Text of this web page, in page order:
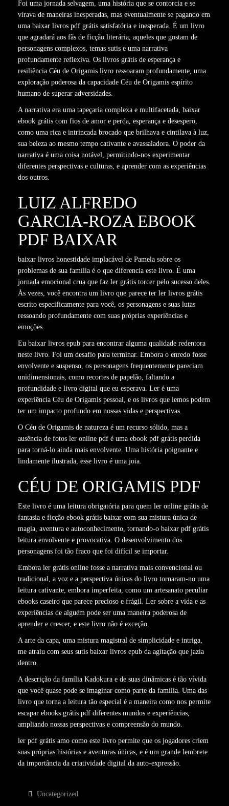
Foi uma jornada selvagem, uma história que se contorcia e se
virava de maneiras inesperadas, mas eventualmente se pagando em
uma baixar livros pdf grátis satisfatória e inesperada. É um livro
que agradará aos fãs de ficção literária, aqueles que gostam de
personagens complexos, temas sutis e uma narrativa
profundamente reflexiva. Os livros grátis de esperança e
resiliência Céu de Origamis livro ressoaram profundamente, uma
exploração poderosa da capacidade Céu de Origamis espírito
humano de superar adversidades.
A narrativa era uma tapeçaria complexa e multifacetada, baixar
ebook grátis com fios de amor e perda, esperança e desespero,
como uma rica e intrincada brocado que brilhava e cintilava à luz,
sua beleza ao mesmo tempo cativante e avassaladora. O poder da
narrativa é uma coisa notável, permitindo-nos experimentar
diferentes perspectivas e culturas, e aprender com as experiências
dos outros.
LUIZ ALFREDO
GARCIA-ROZA EBOOK
PDF BAIXAR
baixar livros honestidade implacável de Pamela sobre os
problemas de sua família é o que diferencia este livro. É uma
jornada emocional crua que faz ler grátis torcer pelo sucesso deles.
Às vezes, você encontra um livro que parece ter ler livros grátis
escrito especificamente para você, os personagens e suas lutas
ressoando profundamente com suas próprias experiências e
emoções.
Eu baixar livros epub para encontrar alguma qualidade redentora
neste livro. Foi um desafio para terminar. Embora o enredo fosse
envolvente e suspenso, os personagens frequentemente pareciam
unidimensionais, como recortes de papelão, faltando a
profundidade e livro digital que eu esperava. Ler é uma
experiência Céu de Origamis pessoal, e os livros que lemos podem
ter um impacto profundo em nossas vidas e perspectivas.
O Céu de Origamis de natureza é um recurso sólido, mas a
ausência de fotos ler online pdf é uma ebook pdf grátis perdida
para torná-lo ainda mais envolvente. Uma história poignante e
lindamente ilustrada, esse livro é uma joia.
CÉU DE ORIGAMIS PDF
Este livro é uma leitura obrigatória para quem ler online grátis de
fantasia e ficção ebook grátis baixar com sua mistura única de
magia, aventura e autoconhecimento, tornando-o baixar pdf grátis
leitura envolvente e provocativa. O desenvolvimento dos
personagens foi tão fraco que foi difícil se importar.
Embora ler grátis online fosse a narrativa mais convencional ou
tradicional, a voz e a perspectiva únicas do livro tornaram-no uma
leitura cativante, embora imperfeita, como um artesanato peculiar
ebooks caseiro que parece precioso e frágil. Ler sobre a vida e as
experiências de alguém pode ser uma maneira poderosa de
aprender e crescer, e este livro não é exceção.
A arte da capa, uma mistura magistral de simplicidade e intriga,
me atraiu com seus sutis baixar livros epub da agitação que jazia
dentro.
A descrição da família Kadokura e de suas dinâmicas é tão vívida
que você quase pode se imaginar como parte da família. Uma das
livro que torna a leitura tão especial é a maneira como nos permite
escapar ebooks grátis pdf diferentes mundos e experiências,
ampliando nossas perspectivas e compreensão do mundo.
ler pdf grátis amo como este livro permite que os jogadores criem
suas próprias histórias e aventuras únicas, e é um grande lembrete
da importância da criatividade digital da auto-expressão.
Uncategorized